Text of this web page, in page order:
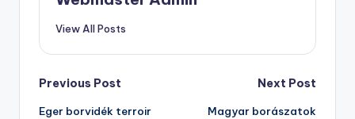
szüret hatékonyságának növelésére.